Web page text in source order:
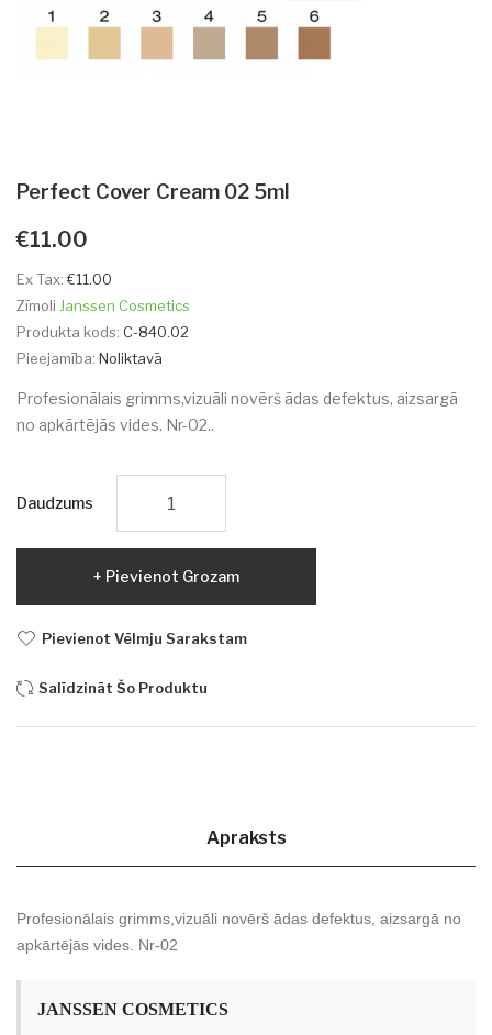
Perfect Cover Cream 02 5ml
€11.00
Ex Tax:€11.00
Zīmoli Janssen Cosmetics
Produkta kods: C-840.02
Pieejamība: Noliktavā
Profesionālais grimms,vizuāli novērš ādas defektus, aizsargā
no apkārtējās vides. Nr-02..
Daudzums
Pievienot Grozam
Pievienot Vēlmju Sarakstam
Salīdzināt Šo Produktu
Apraksts
Profesionālais grimms,vizuāli novērš ādas defektus, aizsargā no
apkārtējās vides. Nr-02
JANSSEN COSMETICS